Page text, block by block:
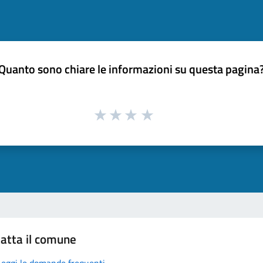
sono chiare le informazioni su questa
il comune